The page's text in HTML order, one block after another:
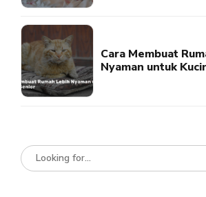
Cara Membuat
Nyaman untuk